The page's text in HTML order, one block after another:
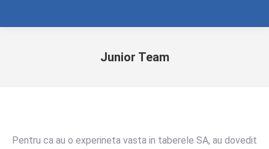
Junior Team
Pentru ca au o experineta vasta in taberele SA, au dovedit